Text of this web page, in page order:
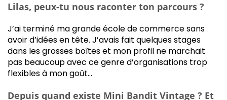
Lilas, peux-tu nous raconter ton parcours ?
J’ai terminé ma grande école de commerce sans
avoir d’idées en tête. J’avais fait quelques stages
dans les grosses boîtes et mon profil ne marchait
pas beaucoup avec ce genre d’organisations trop
flexibles à mon goût…
Depuis quand existe Mini Bandit Vintage ? Et